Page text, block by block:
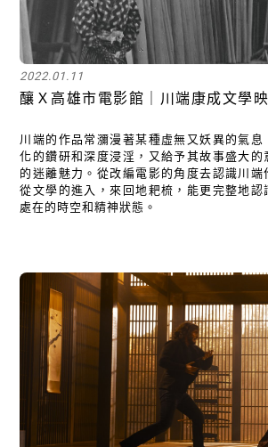
2022.01.11
釀Ｘ高雄市電影館｜川端康成文學
川端的作品常瀰漫著某種虛無又妖異的氣
化的鑽研和深度浸淫，又給予其故事盛大的
的迷離魅力。從改編電影的角度去認識川端
從文學的進入，來回地耙梳，能更完整地認
處在的時空和精神狀態。